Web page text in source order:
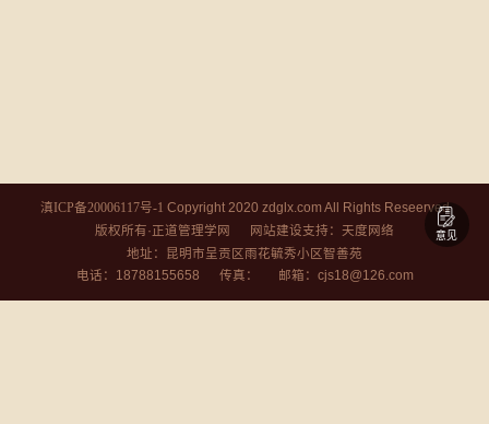
意见
滇ICP备20006117号-1 Copyright 2020 zdglx.com All Rights Reseerved
版权所有·正道管理学网
网站建设支持： 天度网络
地址：昆明市呈贡区雨花毓秀小区智善苑
电话：18788155658 传真： 邮箱：cjs18@126.com